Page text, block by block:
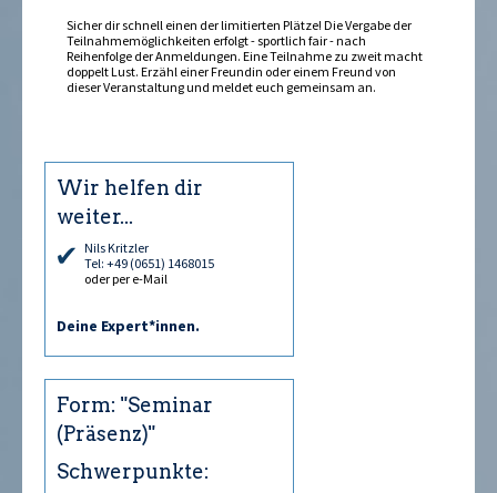
Sicher dir schnell einen der limitierten Plätze! Die Vergabe der
Teilnahmemöglichkeiten erfolgt - sportlich fair - nach
Reihenfolge der Anmeldungen. Eine Teilnahme zu zweit macht
doppelt Lust. Erzähl einer Freundin oder einem Freund von
dieser Veranstaltung und meldet euch gemeinsam an.
Wir helfen dir
weiter...
Nils Kritzler
Tel: +49 (0651) 1468015
oder per e-Mail
Deine Expert*innen.
Form: "Seminar
(Präsenz)"
Schwerpunkte: